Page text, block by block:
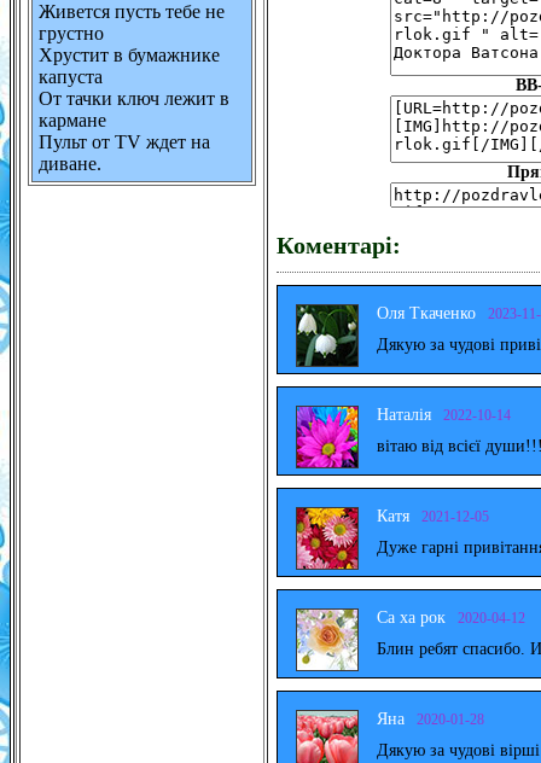
Живется пусть тебе не
грустно
Хрустит в бумажнике
капуста
От тачки ключ лежит в
кармане
Пульт от TV ждет на
диване.
Коментарі:
Оля Ткаченко 2023-
Дякую за чудові
Наталія 2022-10-14
вітаю від всієї
Катя 2021-12-05
Дуже гарні
Са ха рок 2020-04-12
Блин ребят спасибо.
Яна 2020-01-28
Дякую за чудові